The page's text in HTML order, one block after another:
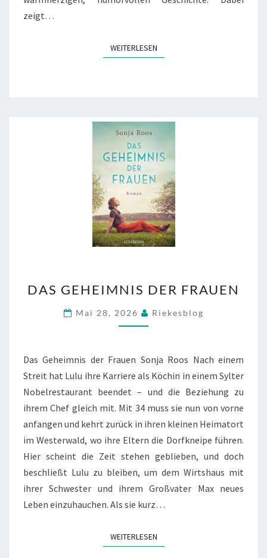
zeigt…
WEITERLESENWEITERLESEN
GEHEIMNIS
DER
FRAUEN
DAS GEHEIMNIS DER FRAUEN
Mai 28, 2026 Riekesblog
Das Geheimnis der Frauen Sonja Roos Nach einem
Streit hat Lulu ihre Karriere als Köchin in einem Sylter
Nobelrestaurant beendet – und die Beziehung zu
ihrem Chef gleich mit. Mit 34 muss sie nun von vorne
anfangen und kehrt zurück in ihren kleinen Heimatort
im Westerwald, wo ihre Eltern die Dorfkneipe führen.
Hier scheint die Zeit stehen geblieben, und doch
beschließt Lulu zu bleiben, um dem Wirtshaus mit
ihrer Schwester und ihrem Großvater Max neues
Leben einzuhauchen. Als sie kurz…
WEITERLESENWEITERLESEN